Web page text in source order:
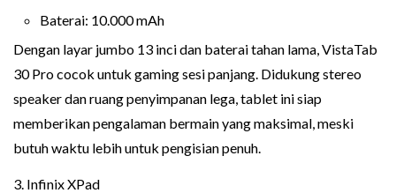
Baterai: 10.000 mAh
Dengan layar jumbo 13 inci dan baterai tahan lama, VistaTab
30 Pro cocok untuk gaming sesi panjang. Didukung stereo
speaker dan ruang penyimpanan lega, tablet ini siap
memberikan pengalaman bermain yang maksimal, meski
butuh waktu lebih untuk pengisian penuh.
3. Infinix XPad